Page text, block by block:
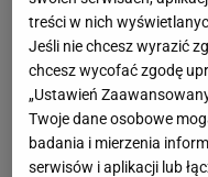
treści w nich
Jeśli nie chcesz wyrazić
chcesz wycofać zgodę
„Ustawień
Twoje dane osobowe
badania i mierzenia
serwisów i aplikacji lub